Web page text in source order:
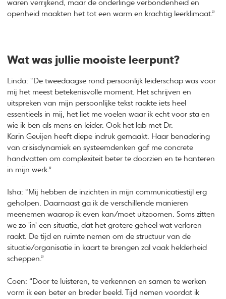
waren verrijkend, maar de onderlinge verbondenheid en
openheid maakten het tot een warm en krachtig leerklimaat.”
Wat was jullie mooiste leerpunt?
Linda: “De tweedaagse rond persoonlijk leiderschap was voor
mij het meest betekenisvolle moment. Het schrijven en
uitspreken van mijn persoonlijke tekst raakte iets heel
essentieels in mij, het liet me voelen waar ik echt voor sta en
wie ik ben als mens en leider. Ook het lab met Dr.
Karin Geuijen heeft diepe indruk gemaakt. Haar benadering
van crisisdynamiek en systeemdenken gaf me concrete
handvatten om complexiteit beter te doorzien en te hanteren
in mijn werk.”
Isha: “Mij hebben de inzichten in mijn communicatiestijl erg
geholpen. Daarnaast ga ik de verschillende manieren
meenemen waarop ik even kan/moet uitzoomen. Soms zitten
we zo 'in' een situatie, dat het grotere geheel wat verloren
raakt. De tijd en ruimte nemen om de structuur van de
situatie/organisatie in kaart te brengen zal vaak helderheid
scheppen.”
Coen: “Door te luisteren, te verkennen en samen te werken
vorm ik een beter en breder beeld. Tijd nemen voordat ik